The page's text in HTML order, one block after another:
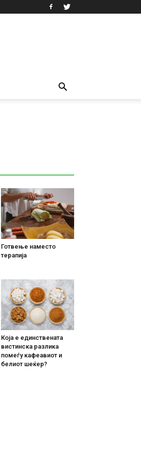
Готвење наместо
терапија
Која е единствената
вистинска разлика
помеѓу кафеавиот и
белиот шеќер?